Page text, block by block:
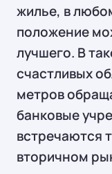
жилье, в
положение
лучшего. В
счастливых
метров
банковые
встречаются
вторичном